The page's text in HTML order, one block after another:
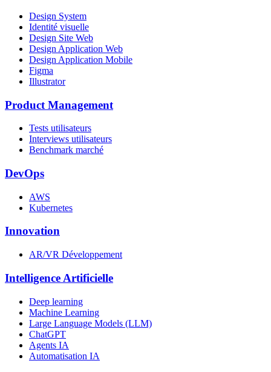
Design System
Identité visuelle
Design Site Web
Design Application Web
Design Application Mobile
Figma
Illustrator
Product Management
Tests utilisateurs
Interviews utilisateurs
Benchmark marché
DevOps
AWS
Kubernetes
Innovation
AR/VR Développement
Intelligence Artificielle
Deep learning
Machine Learning
Large Language Models (LLM)
ChatGPT
Agents IA
Automatisation IA